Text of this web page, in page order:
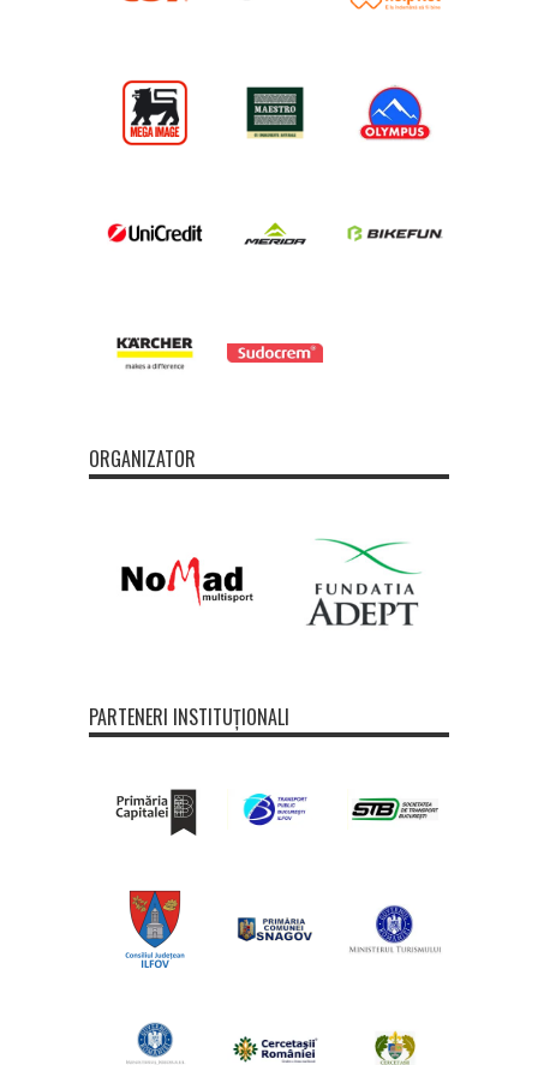
ORGANIZATOR
PARTENERI INSTITUȚIONALI